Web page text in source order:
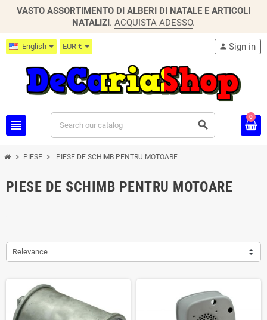
VASTO ASSORTIMENTO DI ALBERI DI NATALE E ARTICOLI
NATALIZI. ACQUISTA ADESSO.
English EUR €
view_headline search
person Sign in
0
chevron_right PIESE chevron_right PIESE DE SCHIMB PENTRU MOTOARE
PIESE DE SCHIMB PENTRU MOTOARE
Relevance